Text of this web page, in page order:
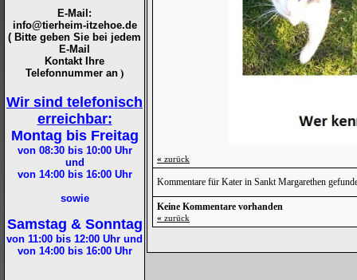
E-Mail:
info@tierheim-itzehoe.de
( Bitte geben Sie bei jedem
E-Mail
Kontakt Ihre
Telefonnummer an )
Wir sind telefonisch
erreichbar:
Montag bis Freitag
von 08:30 bis 10:00Uhr
und
von 14:00 bis 16:00Uhr
sowie
Samstag & Sonntag
von 11:00 bis 12:00 Uhr und
von 14:00 bis 16:00Uhr
« zurück
Kommentare für Kater in Sankt Margarethen
Keine Kommentare vorhanden
« zurück